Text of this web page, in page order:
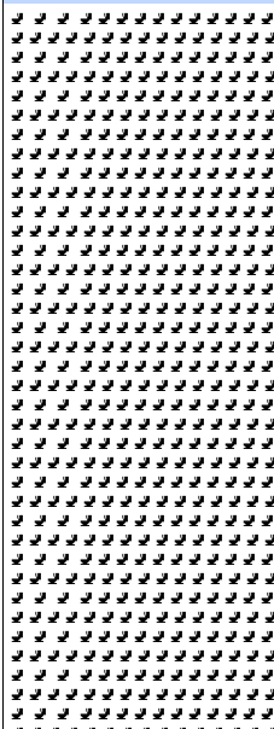
🚽 🚽 🚽
🚽 🚽 🚽
🚽 🚽 🚽
🚽 🚽 🚽
🚽 🚽 🚽
🚽 🚽 🚽
🚽 🚽 🚽
🚽 🚽 🚽
🚽 🚽 🚽
🚽 🚽 🚽
🚽 🚽 🚽
🚽 🚽 🚽
🚽 🚽 🚽
🚽 🚽 🚽
🚽 🚽 🚽
🚽 🚽 🚽
🚽 🚽 🚽
🚽 🚽 🚽
🚽 🚽 🚽